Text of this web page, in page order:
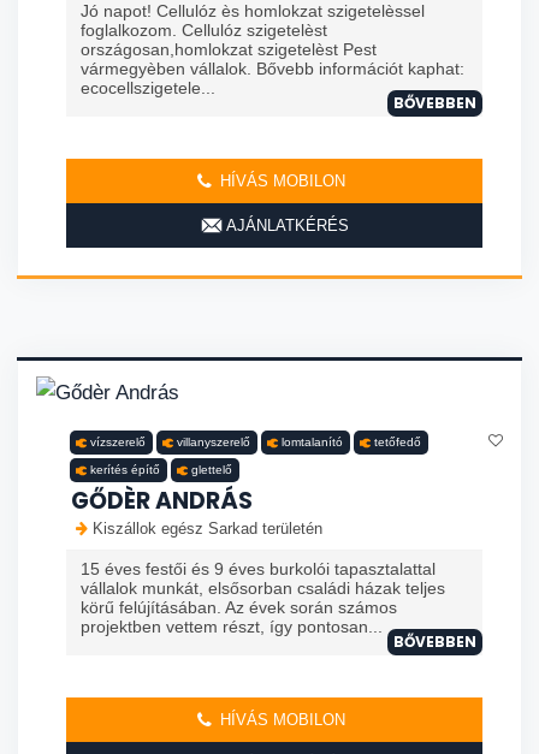
Jó napot! Cellulóz ès homlokzat szigetelèssel
foglalkozom. Cellulóz szigetelèst
országosan,homlokzat szigetelèst Pest
vármegyèben vállalok. Bővebb információt kaphat:
ecocellszigetele...
BŐVEBBEN
HÍVÁS MOBILON
AJÁNLATKÉRÉS
vízszerelő villanyszerelő lomtalanító tetőfedő
kerítés építő glettelő
GŐDÈR ANDRÁS
Kiszállok egész Sarkad területén
15 éves festői és 9 éves burkolói tapasztalattal
vállalok munkát, elsősorban családi házak teljes
körű felújításában. Az évek során számos
projektben vettem részt, így pontosan...
BŐVEBBEN
HÍVÁS MOBILON